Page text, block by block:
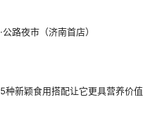
公路夜市（济南首店）
种新颖食用搭配让它更具营养价值